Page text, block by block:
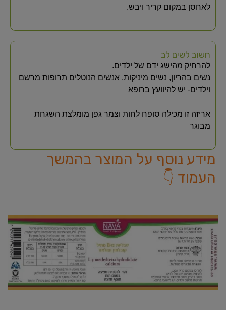
לאחסן במקום קריר ויבש.
חשוב לשים לב
להרחיק מהישג ידם של ילדים.
נשים בהריון, נשים מיניקות, אנשים הנוטלים תרופות מרשם
וילדים- יש להיוועץ ברופא
אריזה זו מכילה סופח לחות וצמר גפן מומלצת השגחת
מבוגר
מידע נוסף על המוצר בהמשך
העמוד 👇